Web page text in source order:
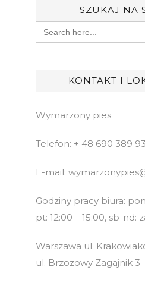
SZUKAJ NA
Search
for:
KONTAKT I
Wymarzony pies
Telefon: + 48 690 389
E-mail:
Godziny pracy biura:
pt: 12:00 – 15:00, sb-nd:
Warszawa ul.
ul. Brzozowy Zagajnik 3